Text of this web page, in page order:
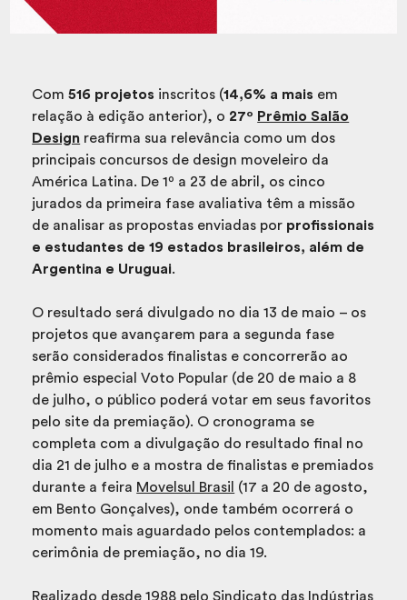
Com516 projetos inscritos (14,6% a mais em
relação à edição anterior), o 27º Prêmio Salão
Design reafirma sua relevância como um dos
principais concursos de design moveleiro da
América Latina. De 1º a 23 de abril, os cinco
jurados da primeira fase avaliativa têm a missão
de analisar as propostas enviadas por profissionais
e estudantes de 19 estados brasileiros, além de
Argentina e Uruguai.
O resultado será divulgado no dia 13 de maio – os
projetos que avançarem para a segunda fase
serão considerados finalistas e concorrerão ao
prêmio especial Voto Popular (de 20 de maio a 8
de julho, o público poderá votar em seus favoritos
pelo site da premiação). O cronograma se
completa com a divulgação do resultado final no
dia 21 de julho e a mostra de finalistas e premiados
durante a feira Movelsul Brasil
(17 a 20 de agosto,
em Bento Gonçalves), onde também ocorrerá o
momento mais aguardado pelos contemplados: a
cerimônia de premiação, no dia 19.
Realizado desde 1988 pelo Sindicato das Indústrias